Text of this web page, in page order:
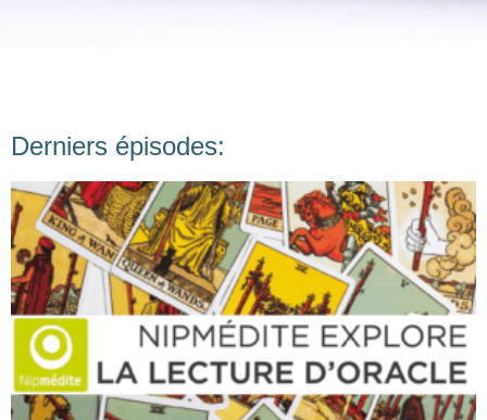
Derniers épisodes: